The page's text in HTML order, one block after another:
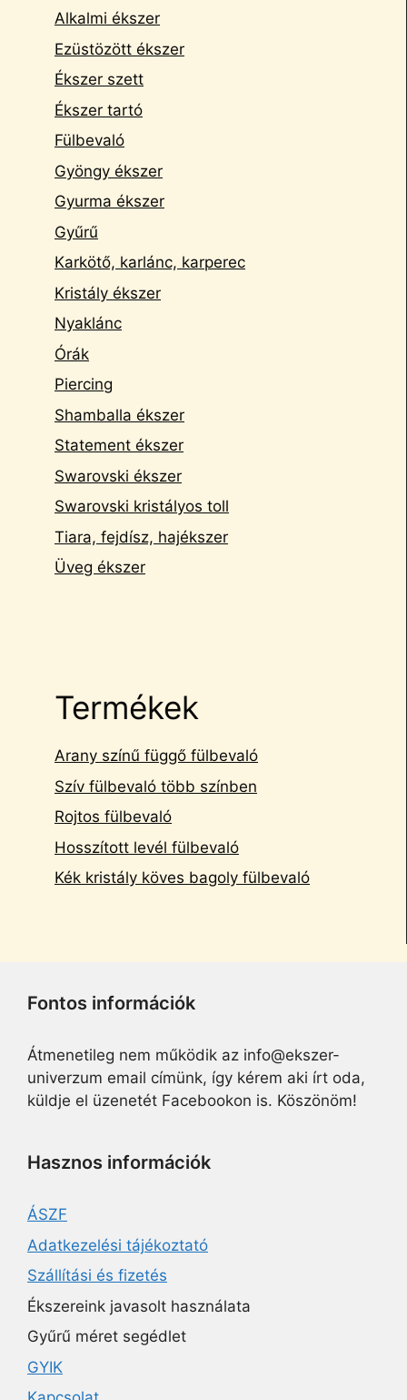
Alkalmi ékszer
Ezüstözött ékszer
Ékszer szett
Ékszer tartó
Fülbevaló
Gyöngy ékszer
Gyurma ékszer
Gyűrű
Karkötő, karlánc, karperec
Kristály ékszer
Nyaklánc
Órák
Piercing
Shamballa ékszer
Statement ékszer
Swarovski ékszer
Swarovski kristályos toll
Tiara, fejdísz, hajékszer
Üveg ékszer
Termékek
Arany színű függő fülbevaló
Szív fülbevaló több színben
Rojtos fülbevaló
Hosszított levél fülbevaló
Kék kristály köves bagoly fülbevaló
Fontos információk
Átmenetileg nem működik az info@ekszer-
univerzum email címünk, így kérem aki írt oda,
küldje el üzenetét Facebookon is. Köszönöm!
Hasznos információk
ÁSZF
Adatkezelési tájékoztató
Szállítási és fizetés
Ékszereink javasolt használata
Gyűrű méret segédlet
GYIK